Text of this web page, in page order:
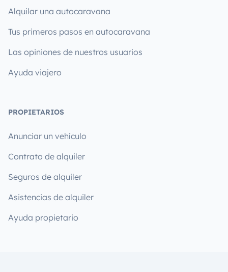
Alquilar una autocaravana
Tus primeros pasos en autocaravana
Las opiniones de nuestros usuarios
Ayuda viajero
PROPIETARIOS
Anunciar un vehículo
Contrato de alquiler
Seguros de alquiler
Asistencias de alquiler
Ayuda propietario